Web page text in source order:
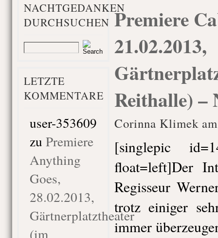
NACHTGEDANKEN
DURCHSUCHEN
LETZTE
KOMMENTARE
user-353609
zu Premiere
Anything
Goes,
28.02.2013,
Gärtnerplatztheater
(im
Premiere
21.02.2013,
Reithalle)
Corinna Klimek
[singlepic
float=left]Der
Regisseur
trotz einiger
immer